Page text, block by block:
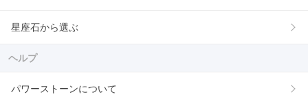
星座石から選ぶ
ヘルプ
パワーストーンについて